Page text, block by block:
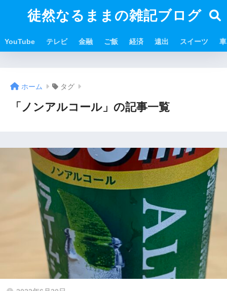
徒然なるままの雑記ブログ
YouTube テレビ 金融 ご飯 経済 遠出 スイーツ 車
ホーム タグ
「ノンアルコール」の記事一覧